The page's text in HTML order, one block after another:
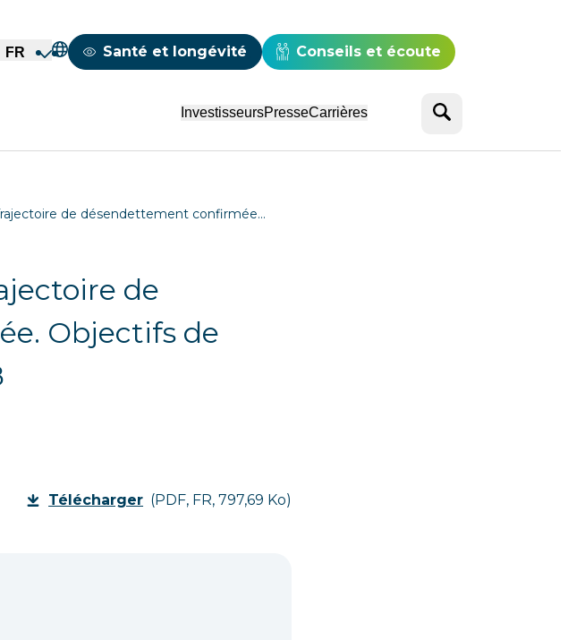
FR Mappemonde
Santé et longévité Conseils et écoute
InvestisseursPresseCarrières Rechercher
de désendettement confirmée…
de
Objectifs de
Télécharger (PDF, FR, 797,69 Ko)